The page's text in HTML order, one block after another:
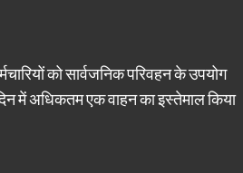
को सार्वजनिक परिवहन के उपयोग
में अधिकतम एक वाहन का इस्तेमाल किया